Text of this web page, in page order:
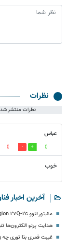
نظرات
نظرات منتشر
عباس
0
0
خوب
آخرین اخبار
مانیتور لنوو Legion ۲۷Q-۲c چه مشخصاتی دارد؟
هدایت پرتو الکترون‌ها
غیبت قمری بتا توری چه